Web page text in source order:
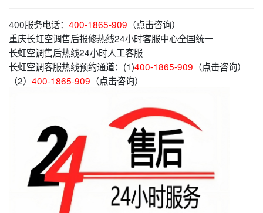
400服务电话： 400-1865-909 （点击咨询）
重庆长虹空调售后报修热线24小时客服中心全国统一
长虹空调售后热线24小时人工客服
长虹空调客服热线预约通道：(1)400-1865-909 （点击咨询）
（2） 400-1865-909 （点击咨询）